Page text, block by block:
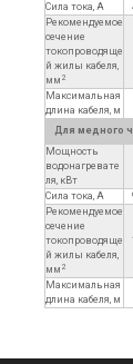
Сила тока, А
Рекомендуемое
сечение
токопроводяще
й жилы кабеля,
мм 2
Максимальная
длина кабеля, м
Для медного
Мощность
водонагревате
ля, кВт
Сила тока, А
Рекомендуемое
сечение
токопроводяще
й жилы кабеля,
мм 2
Максимальная
длина кабеля, м